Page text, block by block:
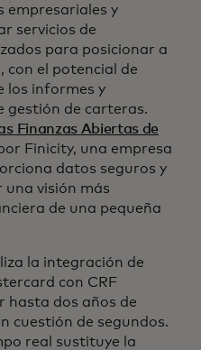
empresariales y
servicios de
para posicionar a
con el potencial de
los informes y
gestión de carteras.
Finanzas Abiertas de
Finicity, una empresa
datos seguros y
visión más
de una pequeña
la integración de
con CRF
hasta dos años de
cuestión de segundos.
real sustituye la